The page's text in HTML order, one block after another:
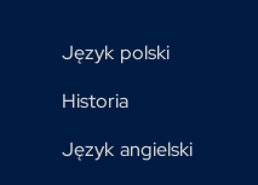
Język polski
Historia
Język angielski